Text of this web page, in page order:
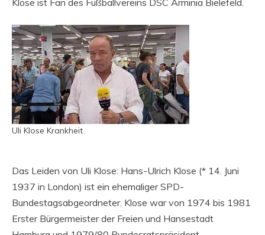
Uli Klose Krankheit
Das Leiden von Uli Klose: Hans-Ulrich Klose (* 14. Juni
1937 in London) ist ein ehemaliger SPD-
Bundestagsabgeordneter. Klose war von 1974 bis 1981
Erster Bürgermeister der Freien und Hansestadt